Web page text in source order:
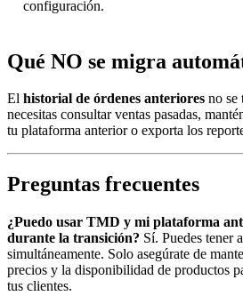
configuración.
Qué NO se migra
El historial de órdenes anteriores no se
necesitas consultar ventas pasadas,
tu plataforma anterior o exporta los
Preguntas frecuentes
¿Puedo usar TMD y mi plataforma
durante la transición? Sí. Puedes tener
simultáneamente. Solo asegúrate de
precios y la disponibilidad de productos
tus clientes.